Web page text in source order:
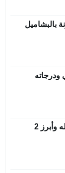
بالبشاميل
ودرجاته
معنى اسم منه وأصله وأبرز 2